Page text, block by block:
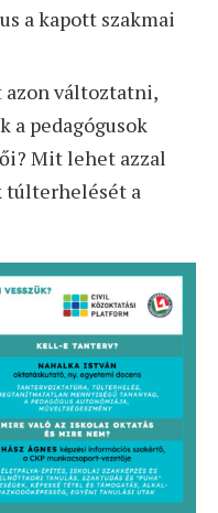
a kapott szakmai
változtatni,
a pedagógusok
Mit lehet azzal
túlterhelését a